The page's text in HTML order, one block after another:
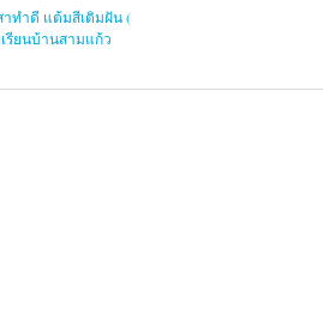
าทำดี แต้มสีเติมฝัน (
รียนบ้านสามแก้ว